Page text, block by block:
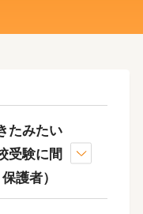
たみたい
受験に間
護者）